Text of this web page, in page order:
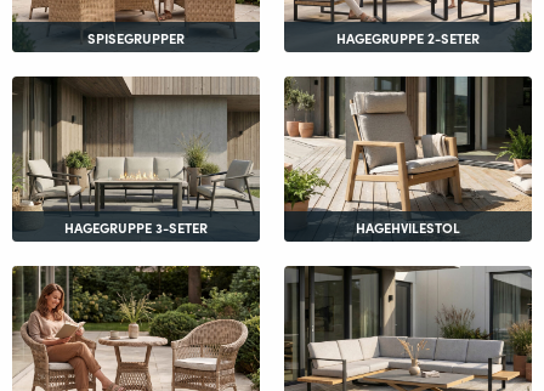
SPISEGRUPPER HAGEGRUPPE 2-SETER
HAGEGRUPPE 3-SETER HAGEHVILESTOL